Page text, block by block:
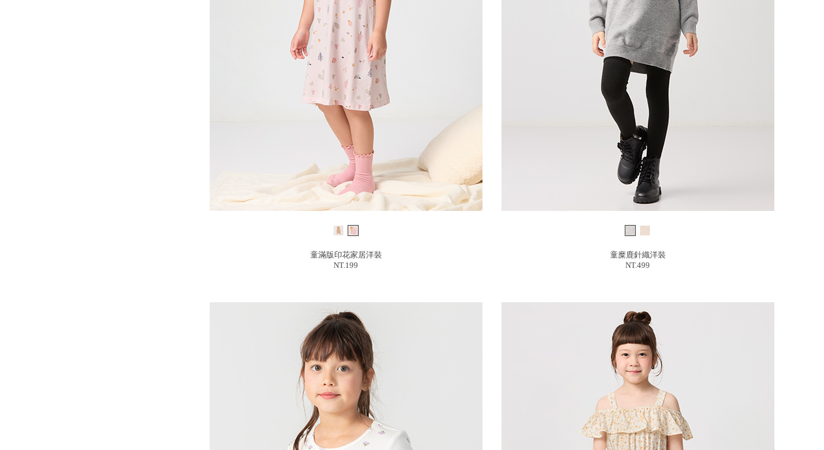
童滿版印花家居洋裝
NT.199
童糜鹿針織洋裝
NT.499